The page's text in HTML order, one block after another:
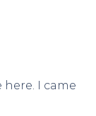
I came